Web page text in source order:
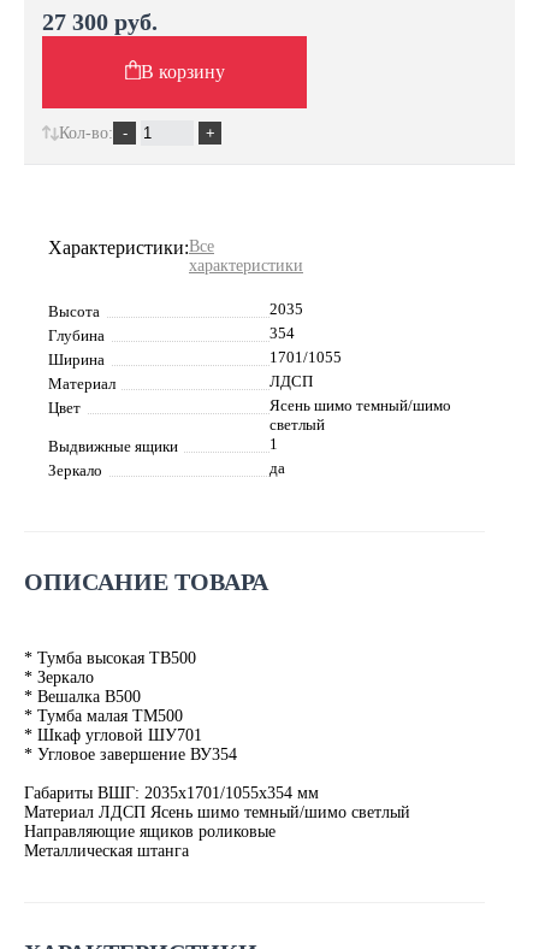
Характеристики:Все
характеристики
Высота
2035
Глубина
354
Ширина
1701/1055
Материал
ЛДСП
Цвет
Ясень шимо темный/шимо
светлый
Выдвижные ящики
1
Зеркало
да
ОПИСАНИЕ ТОВАРА
* Тумба высокая ТВ500
* Зеркало
* Вешалка В500
* Тумба малая ТМ500
* Шкаф угловой ШУ701
* Угловое завершение ВУ354
Габариты ВШГ: 2035х1701/1055х354 мм
Материал ЛДСП Ясень шимо темный/шимо светлый
Направляющие ящиков роликовые
Металлическая штанга
27 300 руб.
В корзину
Кол-во: